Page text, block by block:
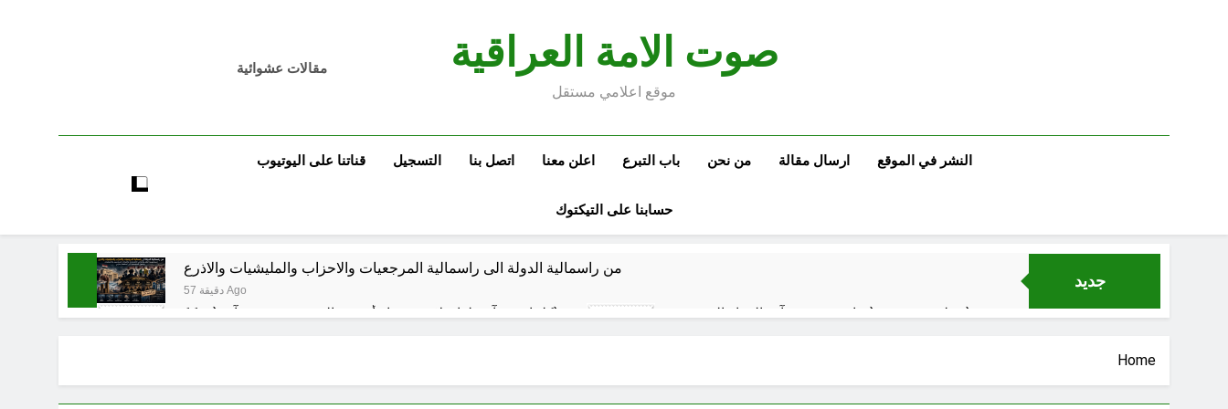
صوت الامة العراقية
موقع اعلامي مستقل
مقالات عشوائية
النشر في الموقع ارسال مقالة من نحن باب التبرع اعلن معنا اتصل بنا التسجيل قناتنا على اليوتيوب
حسابنا على التيكتوك
جديد
من راسمالية الدولة الى راسمالية المرجعيات والاحزاب والمليشيات والاذرع
57 دقيقة Ago
كلمات قرآنية لها علاقة بمشاة أربعين الحسين: تسقي، آثر (ح 11) مجلس حسيني (دواعي نصب مآتم العزاء الحسيني)
المنبر بين قدسية الرسالة ومخاطر التطفل ماذا لو كان المدير اقوى من الوزير ؟
Home